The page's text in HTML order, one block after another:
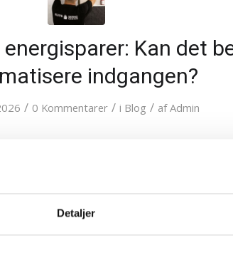
Detaljer
Kan det
indgangen?
/ 0 Kommentarer / i Blog / afAdmin